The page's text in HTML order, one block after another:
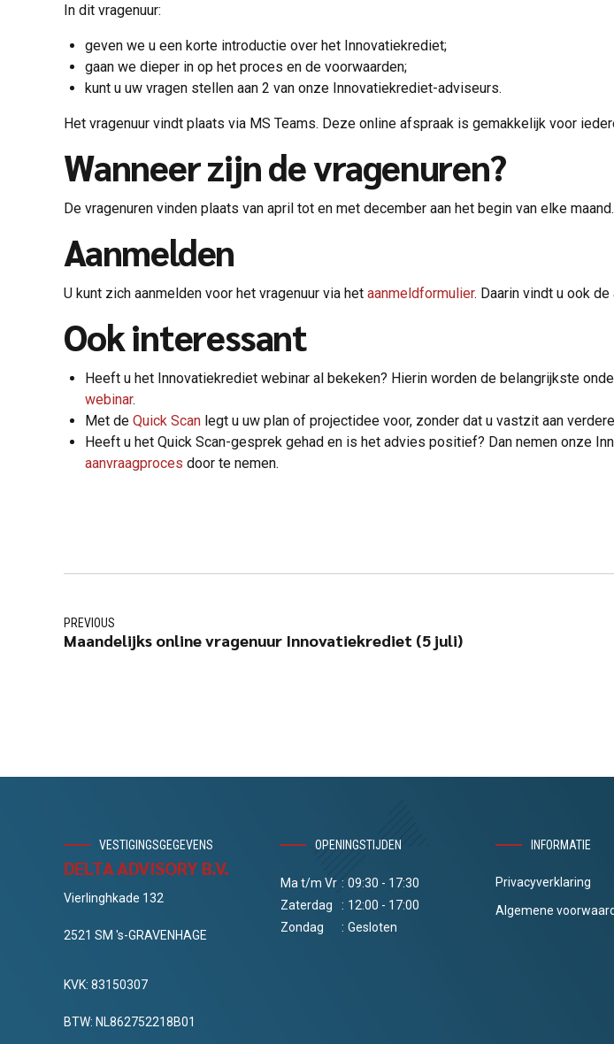
In dit vragenuur:
geven we u een korte introductie over het Innovatiekrediet;
gaan we dieper in op het proces en de voorwaarden;
kunt u uw vragen stellen aan 2 van onze Innovatiekrediet-adviseurs.
Het vragenuur vindt plaats via MS Teams. Deze online afspraak is gemakkelijk voor
Wanneer zijn de vragenuren?
De vragenuren vinden plaats van april tot en met december aan het begin van elke
Aanmelden
U kunt zich aanmelden voor het vragenuur via het aanmeldformulier. Daarin vindt u ook
Ook interessant
Heeft u het Innovatiekrediet webinar al bekeken? Hierin worden de belangrijkste
webinar.
Met de Quick Scan legt u uw plan of projectidee voor, zonder dat u vastzit aan
Heeft u het Quick Scan-gesprek gehad en is het advies positief? Dan nemen onze
aanvraagproces door te nemen.
PREVIOUS
Maandelijks online vragenuur Innovatiekrediet (5 juli)
VESTIGINGSGEGEVENS
DELTA ADVISORY B.V.
Vierlinghkade 132
2521 SM 's-GRAVENHAGE
KVK: 83150307
BTW: NL862752218B01
OPENINGSTIJDEN
Ma t/m Vr : 09:30 - 17:30
Zaterdag
: 12:00 - 17:00
Zondag
: Gesloten
INFORMATIE
Privacyverklaring
Algemene